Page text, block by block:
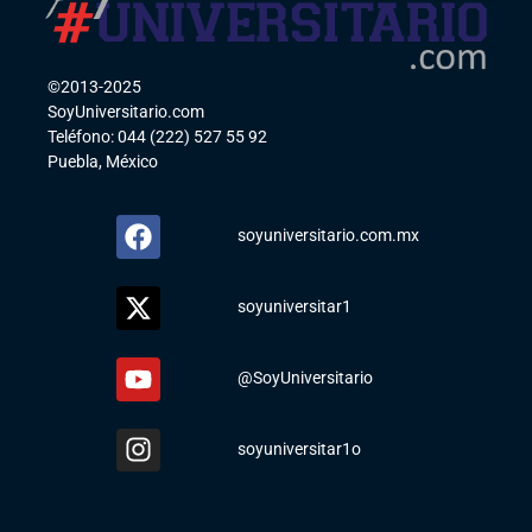
©2013-2025
SoyUniversitario.com
Teléfono: 044 (222) 527 55 92
Puebla, México
soyuniversitario.com.mx
soyuniversitar1
@SoyUniversitario
soyuniversitar1o